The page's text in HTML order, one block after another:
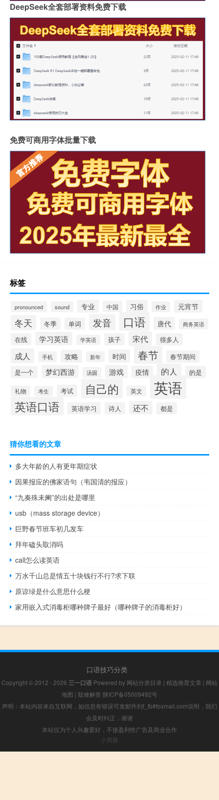
DeepSeek全套部署资料免费下载
免费可商用字体批量下载
标签
pronounced sound 专业 中国 习俗 作业 元宵节
冬天 冬季 单词 发音 口语 唐代 商务英语
在线 学习英语 学英语 孩子 宋代 很多人
成人 手机 攻略 新年 时间 春节
春节期间
是一个
梦幻西游 汤圆 游戏 疫情 的人 的是
礼物 考生 考试 自己的 英文 英语
英语口语 英语学习 诗人 还不 都是
猜你想看的文章
多大年龄的人有更年期症状
因果报应的佛家语句（韦国清的报应）
“九奏殊未阑”的出处是哪里
usb（mass storage device）
巨野春节班车初几发车
拜年磕头取消吗
call怎么读英语
万水千山总是情五十块钱行不行?求下联
原谅绿是什么意思什么梗
家用嵌入式消毒柜哪种牌子最好（哪种牌子的消毒柜好）
口语技巧分类
Copyright © 2012 - 2026 三一口语 Powered by 网站分类目录 | 精选推荐文章 | 网站
地图 | 疑难解答 陕ICP备05009492号
声明：本站内容来自互联网，如信息有错误可发邮件到f_fb#foxmail.com说明，我们
会及时纠正，谢谢
本站仅为个人兴趣爱好，不接盈利性广告及商业合作
小男孩